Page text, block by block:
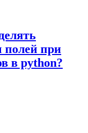
при
в python?